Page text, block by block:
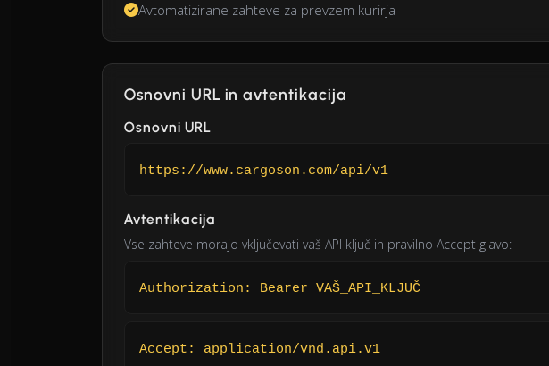
Avtomatizirane zahteve za prevzem kurirja
Osnovni URL in avtentikacija
Osnovni URL
https://www.cargoson.com/api/v1
Avtentikacija
Vse zahteve morajo vključevati vaš API ključ in pravilno Accept glavo:
Authorization: Bearer VAŠ_API_KLJUČ
Accept: application/vnd.api.v1